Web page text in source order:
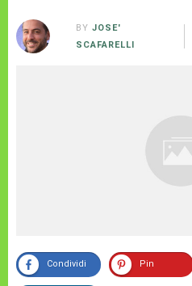
BY JOSE'
SCAFARELLI
Condividi Pin